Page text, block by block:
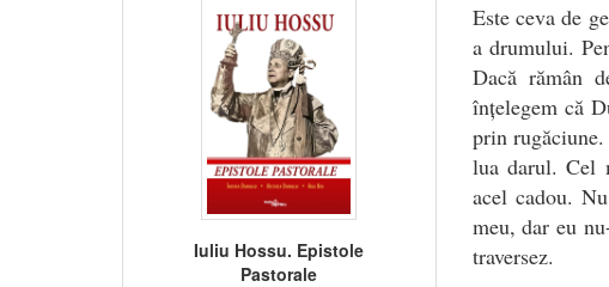
Iuliu Hossu. Epistole
Pastorale
Este ceva de
a drumului.
Dacă rămân
înțelegem că
prin
lua darul. Cel
acel cadou.
meu, dar eu
traversez.